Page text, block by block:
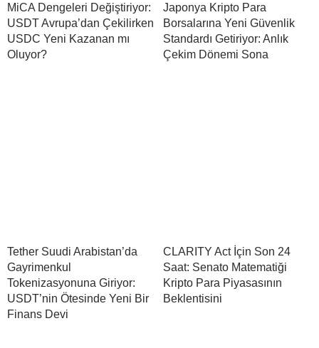
MiCA Dengeleri Değiştiriyor:
USDT Avrupa’dan Çekilirken
USDC Yeni Kazanan mı
Oluyor?
Japonya Kripto Para
Borsalarına Yeni Güvenlik
Standardı Getiriyor: Anlık
Çekim Dönemi Sona
Tether Suudi Arabistan’da
Gayrimenkul
Tokenizasyonuna Giriyor:
USDT’nin Ötesinde Yeni Bir
Finans Devi
CLARITY Act İçin Son 24
Saat: Senato Matematiği
Kripto Para Piyasasının
Beklentisini